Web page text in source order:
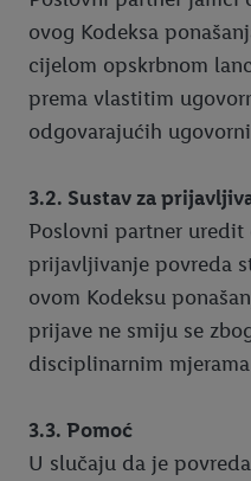
ovog Kodeksa
cijelom opskrbnom
prema vlastitim
odgovarajućih
3.2. Sustav za
Poslovni partner uredit
prijavljivanje povreda
ovom Kodeksu
prijave ne smiju se
disciplinarnim
3.3. Pomoć
U slučaju da je